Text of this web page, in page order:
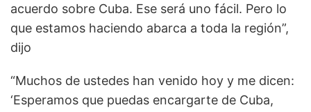
acuerdo sobre Cuba. Ese será uno fácil. Pero lo
que estamos haciendo abarca a toda la región”,
dijo
“Muchos de ustedes han venido hoy y me dicen:
‘Esperamos que puedas encargarte de Cuba,